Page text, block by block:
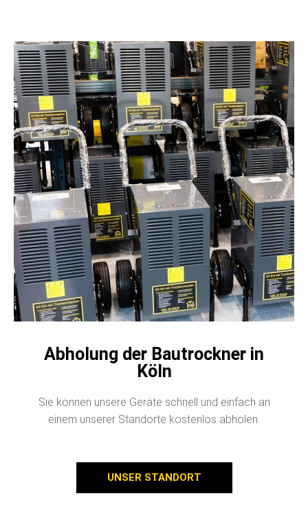
Abholung der Bautrockner in
Köln
Sie können unsere Geräte schnell und einfach an
einem unserer Standorte kostenlos abholen.
UNSER STANDORT